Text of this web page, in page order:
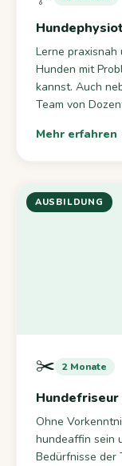
Lerne praxisnah
Hunden mit
kannst. Auch
Team von
Mehr erfahren
AUSBILDUNG
✂️ 2 Monate
Ohne
hundeaffin sein
Bedürfnisse der